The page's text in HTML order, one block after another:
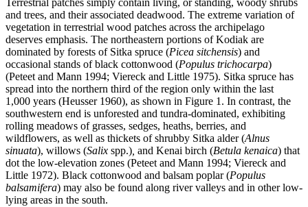
Terrestrial patches simply contain living, or standing, woody shrubs
and trees, and their associated deadwood. The extreme variation of
vegetation in terrestrial wood patches across the archipelago
deserves emphasis. The northeastern portions of Kodiak are
dominated by forests of Sitka spruce (Picea sitchensis) and
occasional stands of black cottonwood (Populus trichocarpa)
(Peteet and Mann 1994; Viereck and Little 1975). Sitka spruce has
spread into the northern third of the region only within the last
1,000 years (Heusser 1960), as shown in Figure 1. In contrast, the
southwestern end is unforested and tundra-dominated, exhibiting
rolling meadows of grasses, sedges, heaths, berries, and
wildflowers, as well as thickets of shrubby Sitka alder (Alnus
sinuata), willows (Salix spp.) and Kenai birch (Betula kenaica) that
dot the low-elevation zones (Peteet and Mann 1994; Viereck and
Little 1972). Black cottonwood and balsam poplar (Populus
balsamifera) may also be found along river valleys and in other low-
lying areas in the south.